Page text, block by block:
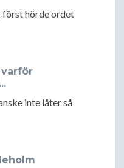
först hörde ordet
inte låter så